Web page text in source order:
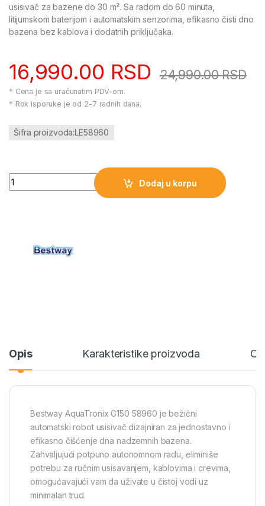
usisivač za bazene do 30 m². Sa radom do 60 minuta,
litijumskom baterijom i automatskim senzorima, efikasno čisti dno
bazena bez kablova i dodatnih priključaka.
16,990.00 RSD 24,990.00RSD
* Cena je sa uračunatim PDV-om.
* Rok isporuke je od 2-7 radnih dana.
Šifra proizvoda:LE58960
Automatski robot usisivač za bazen Bestway AquaTronix
Dodaj u korpu
Opis Karakteristike proizvoda
Bestway AquaTronix G150 58960 je bežični
automatski robot usisivač dizajniran za jednostavno i
efikasno čišćenje dna nadzemnih bazena.
Zahvaljujući potpuno autonomnom radu, eliminiše
potrebu za ručnim usisavanjem, kablovima i crevima,
omogućavajući vam da uživate u čistoj vodi uz
minimalan trud.